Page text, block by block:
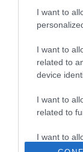
I want to
I want to
related to
device
I want to
related to
I want to
related to
αφορούν
Σ. Καλαφάτης:
Τεχνητή
δεν είναι
μια νέα
επανάσταση»
Νέος οδηγός
των ελληνικών